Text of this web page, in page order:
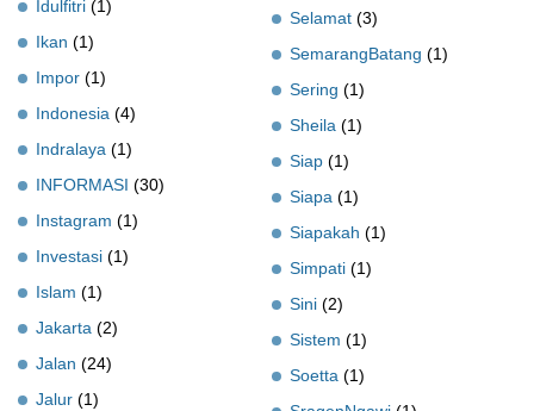
Idulfitri (1)
Ikan (1)
Impor (1)
Indonesia (4)
Indralaya (1)
INFORMASI (30)
Instagram (1)
Investasi (1)
Islam (1)
Jakarta (2)
Jalan (24)
Jalur (1)
Selamat (3)
SemarangBatang (1)
Sering (1)
Sheila (1)
Siap (1)
Siapa (1)
Siapakah (1)
Simpati (1)
Sini (2)
Sistem (1)
Soetta (1)